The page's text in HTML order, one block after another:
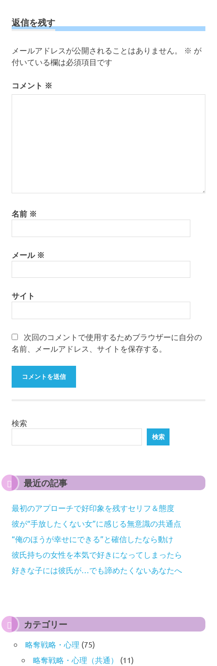
ビ
ゲ
シ
ョ
ン
事:
返信を残す
メールアドレスが公開されることはありません。 ※ が
付いている欄は必須項目です
コメント ※
名前 ※
メール ※
サイト
次回のコメントで使用するためブラウザーに自分の
名前、メールアドレス、サイトを保存する。
検索
検索
最近の記事
最初のアプローチで好印象を残すセリフ＆態度
彼が“手放したくない女”に感じる無意識の共通点
“俺のほうが幸せにできる”と確信したなら動け
彼氏持ちの女性を本気で好きになってしまったら
好きな子には彼氏が…でも諦めたくないあなたへ
カテゴリー
略奪戦略・心理 (75)
略奪戦略・心理（共通）
(11)